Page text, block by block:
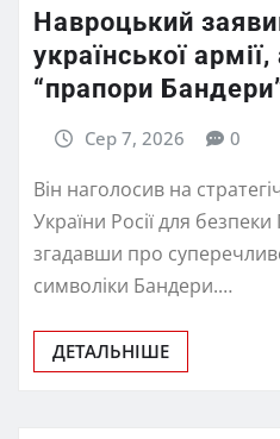
Навроцький
української
“прапори
Сер 7, 2026 0
Він наголосив на
України Росії для
згадавши про
символіки Бандери.…
ДЕТАЛЬНІШЕ